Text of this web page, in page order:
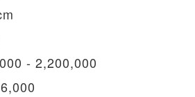
- 2,200,000